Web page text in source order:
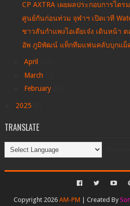
CP AXTRA เผยผลประกอบการไต
ศูนย์กันก่อนท่วม จุฬาฯ เปิดเวที
ชาวสันกำแพงไอเดียเจ๋ง เดินหน้า
อัพ ภูมิพัฒน์ แท็กทีมแฟนคลับบุกแม็
April
March
February
2025
TRANSLATE
Copyright 2026AM-PM | Created By